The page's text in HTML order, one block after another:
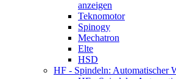
anzeigen
Teknomotor
Spinogy
Mechatron
Elte
HSD
HF - Spindeln: Automatischer